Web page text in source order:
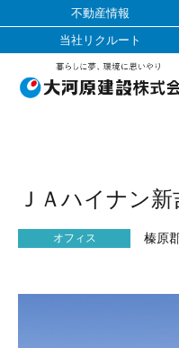
不動産情報
当社リクルート
施工ギャラリー
ＪＡハイナン
オフィス 榛原